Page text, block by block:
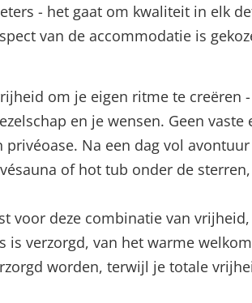
- het gaat om kwaliteit in elk
van de accommodatie is
om je eigen ritme te
en je wensen. Geen
Na een dag vol
of hot tub onder de
voor deze combinatie van
verzorgd, van het warme
worden, terwijl je totale